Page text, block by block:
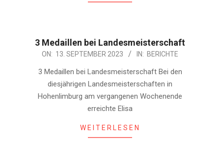
3 Medaillen bei Landesmeisterschaft
2023-ON: 13. SEPTEMBER 2023 IN: BERICHTE
3 Medaillen bei Landesmeisterschaft Bei den
diesjährigen Landesmeisterschaften in
Hohenlimburg am vergangenen Wochenende
erreichte Elisa
WEITERLESEN